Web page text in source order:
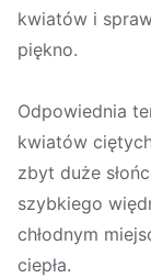
kwiatów i
piękno.
Odpowiednia
kwiatów
zbyt duże
szybkiego
chłodnym
ciepła.